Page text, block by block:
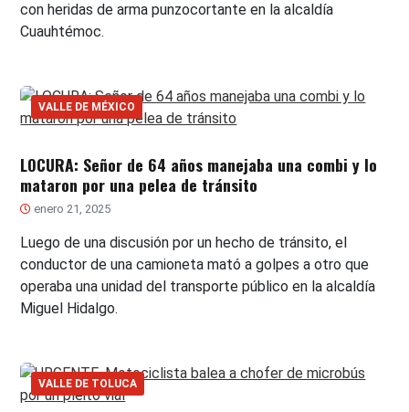
con heridas de arma punzocortante en la alcaldía
Cuauhtémoc.
VALLE DE MÉXICO
LOCURA: Señor de 64 años manejaba una combi y lo
mataron por una pelea de tránsito
enero 21, 2025
Luego de una discusión por un hecho de tránsito, el
conductor de una camioneta mató a golpes a otro que
operaba una unidad del transporte público en la alcaldía
Miguel Hidalgo.
VALLE DE TOLUCA